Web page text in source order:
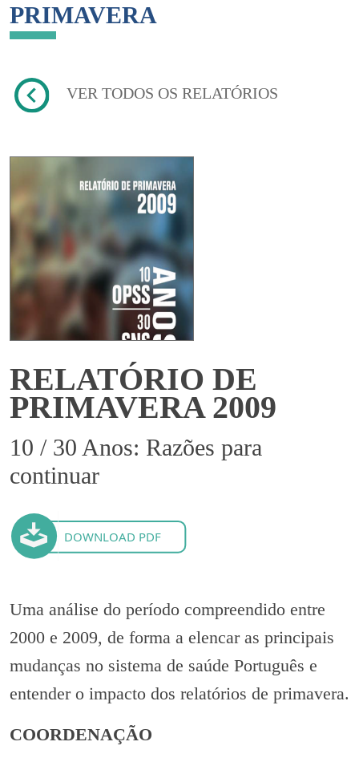
PRIMAVERA
VER TODOS OS RELATÓRIOS
RELATÓRIO DE
PRIMAVERA 2009
10 / 30 Anos: Razões para
continuar
DOWNLOAD PDF
Uma análise do período compreendido entre
2000 e 2009, de forma a elencar as principais
mudanças no sistema de saúde Português e
entender o impacto dos relatórios de primavera.
COORDENAÇÃO